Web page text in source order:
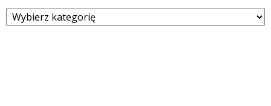
Kategorie